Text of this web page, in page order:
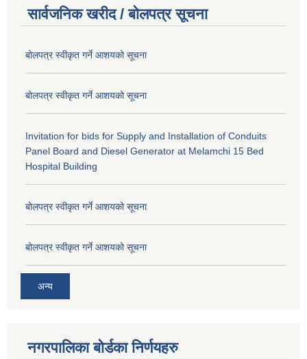
सार्वजनिक खरीद / बोलपत्र सूचना
बोलपत्र स्वीकृत गर्ने आशयको सूचना
बोलपत्र स्वीकृत गर्ने आशयको सूचना
Invitation for bids for Supply and Installation of Conduits
Panel Board and Diesel Generator at Melamchi 15 Bed
Hospital Building
बोलपत्र स्वीकृत गर्ने आशयको सूचना
बोलपत्र स्वीकृत गर्ने आशयको सूचना
अन्य
नगरपालिका बोर्डका निर्णयहरु